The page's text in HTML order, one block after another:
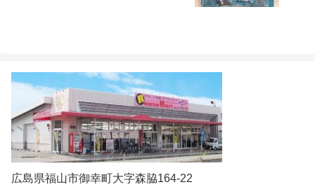
広島県福山市御幸町大字森脇164-22